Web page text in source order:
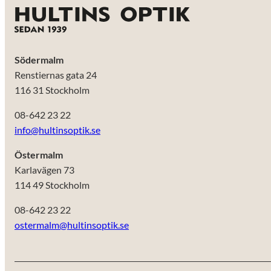
Södermalm
Renstiernas gata 24
116 31 Stockholm
08-642 23 22
info@hultinsoptik.se
Östermalm
Karlavägen 73
114 49 Stockholm
08-642 23 22
ostermalm@hultinsoptik.se
går inte att